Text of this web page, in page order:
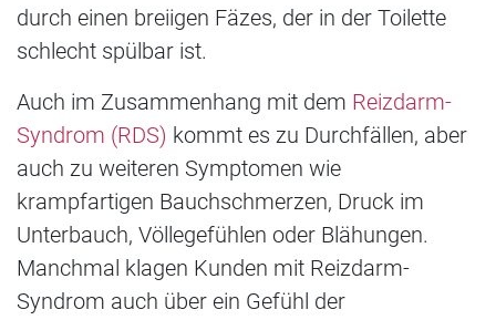
durch einen breiigen Fäzes, der in der Toilette
schlecht spülbar ist.
Auch im Zusammenhang mit dem Reizdarm-
Syndrom (RDS) kommt es zu Durchfällen, aber
auch zu weiteren Symptomen wie
krampfartigen Bauchschmerzen, Druck im
Unterbauch, Völlegefühlen oder Blähungen.
Manchmal klagen Kunden mit Reizdarm-
Syndrom auch über ein Gefühl der